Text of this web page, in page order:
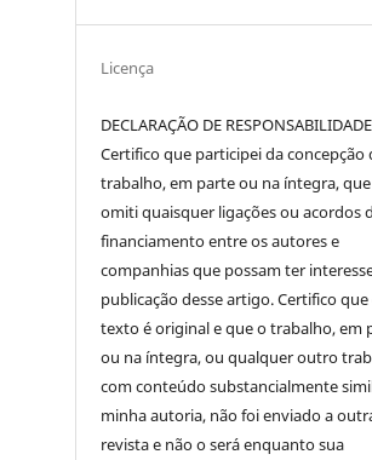
Licença
DECLARAÇÃO DE RESPONSABILIDADE
Certifico que participei da concepção
trabalho, em parte ou na íntegra,
omiti quaisquer ligações ou acordos
financiamento entre os autores e
companhias que possam ter
publicação desse artigo. Certifico que
texto é original e que o trabalho, em
ou na íntegra, ou qualquer outro
com conteúdo substancialmente
minha autoria, não foi enviado a
revista e não o será enquanto sua